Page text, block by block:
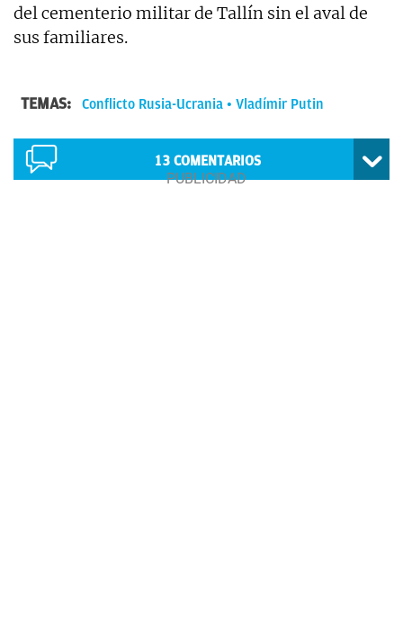
del cementerio militar de Tallín sin el aval de
sus familiares.
TEMAS: Conflicto Rusia-Ucrania Vladímir Putin
13 COMENTARIOS